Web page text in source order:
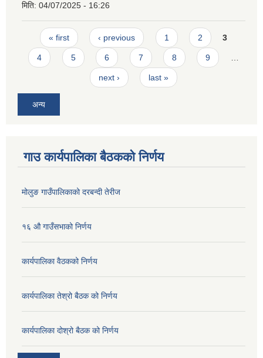
मिति: 04/07/2025 - 16:26
Pages
« first ‹ previous 1 2 3
4 5 6 7 8 9
next › last »
अन्य
गाउ कार्यपालिका बैठकको निर्णय
मोलुङ गाउँपालिकाको दरबन्दी तेरीज
१६ औ गाउँसभाको निर्णय
कार्यपालिका वैठकको निर्णय
कार्यपालिका तेश्रो बैठक को निर्णय
कार्यपालिका दोश्रो बैठक को निर्णय